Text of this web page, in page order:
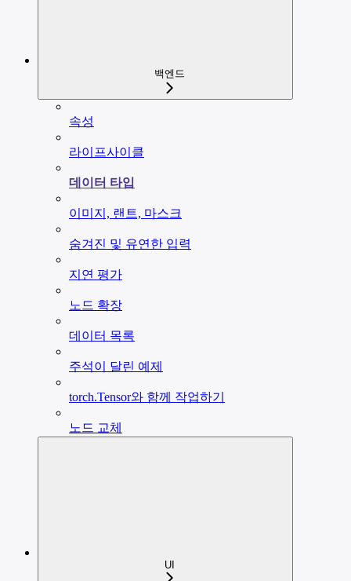
백엔드
속성
라이프사이클
데이터 타입
이미지, 랜트, 마스크
숨겨진 및 유연한 입력
지연 평가
노드 확장
데이터 목록
주석이 달린 예제
torch.Tensor와 함께 작업하기
노드 교체
UI